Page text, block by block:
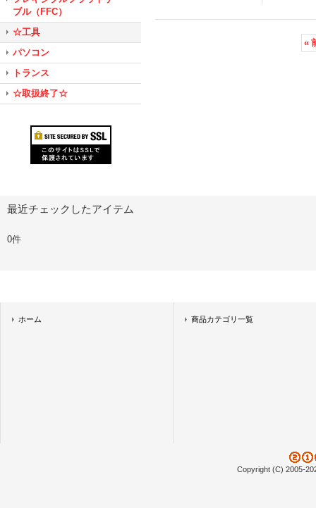
ブル（FFC）
☆工具
パソコン
トランス
☆取扱終了☆
«
最近チェックしたアイテム
0件
ホーム 商品カテゴリ一覧
Copyright (C) 2005-